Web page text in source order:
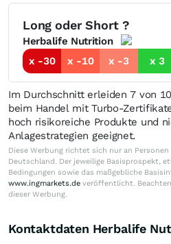
Long oder Short ?
Herbalife Nutrition
x -30
x -10 x -3 x 3
Im Durchschnitt erleiden 7 von
beim Handel mit Turbo-
hoch risikoreiche Produkte und
Anlagestrategien geeignet.
Diese Werbung richtet sich nur an
Deutschland. Der jeweilige Basisprospekt,
Bedingungen sowie das maßgebliche
www.ingmarkets.de veröffentlicht.
dieser Werbung.
Kontaktdaten Herbalife